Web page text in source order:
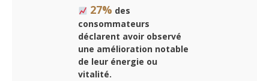
27% des
consommateurs
déclarent avoir observé
une amélioration notable
de leur énergie ou
vitalité.